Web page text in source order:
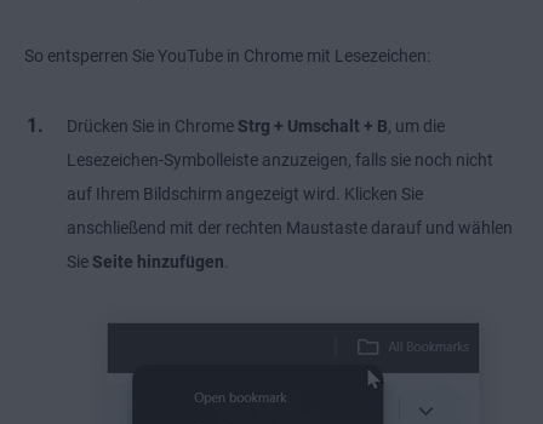
So entsperren Sie YouTube in Chrome mit Lesezeichen:
Drücken Sie in Chrome Strg + Umschalt + B, um die
Lesezeichen-Symbolleiste anzuzeigen, falls sie noch nicht
auf Ihrem Bildschirm angezeigt wird. Klicken Sie
anschließend mit der rechten Maustaste darauf und wählen
Sie Seite hinzufügen.